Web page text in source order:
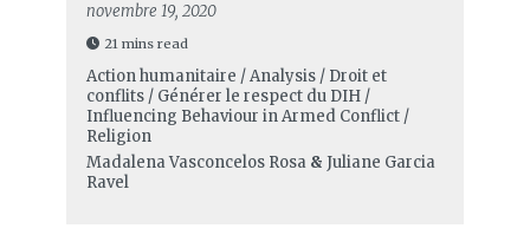
novembre 19, 2020
21 mins read
Action humanitaire / Analysis / Droit et
conflits / Générer le respect du DIH /
Influencing Behaviour in Armed Conflict /
Religion
Madalena Vasconcelos Rosa& Juliane Garcia
Ravel